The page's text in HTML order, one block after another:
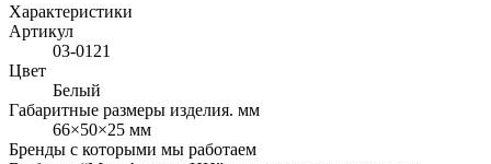
Характеристики
Артикул
03-0121
Цвет
Белый
Габаритные размеры изделия. мм
66×50×25 мм
Бренды с которыми мы работаем